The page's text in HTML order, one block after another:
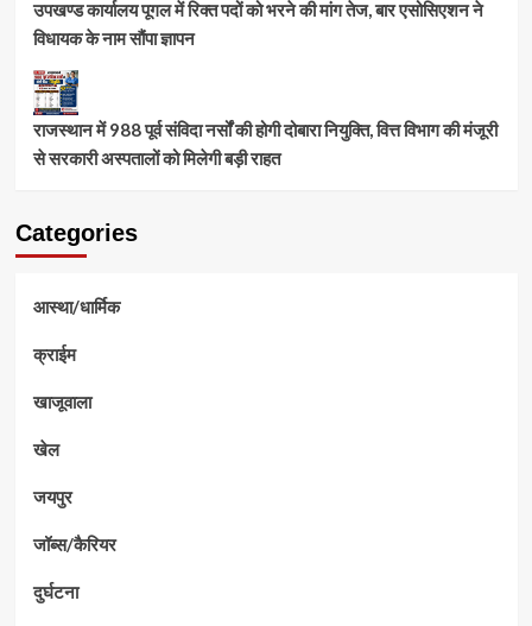
उपखण्ड कार्यालय पूगल में रिक्त पदों को भरने की मांग तेज, बार एसोसिएशन ने
विधायक के नाम सौंपा ज्ञापन
राजस्थान में 988 पूर्व संविदा नर्सों की होगी दोबारा नियुक्ति, वित्त विभाग की मंजूरी
से सरकारी अस्पतालों को मिलेगी बड़ी राहत
Categories
आस्था/धार्मिक
क्राईम
खाजूवाला
खेल
जयपुर
जॉब्स/कैरियर
दुर्घटना